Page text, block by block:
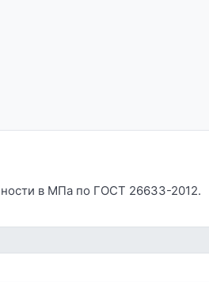
в МПа по ГОСТ 26633-2012.